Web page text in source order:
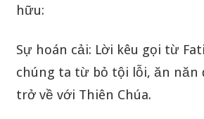
hữu:
Sự hoán cải: Lời kêu gọi từ
chúng ta từ bỏ tội lỗi, ăn năn
trở về với Thiên Chúa.